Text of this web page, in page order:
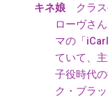
クラ
ローヴさ
マの「
ていて、
子役時代
ク・ブラ